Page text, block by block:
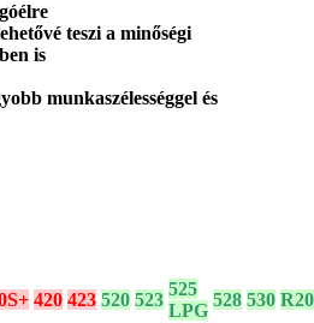
teszi a minőségi
is
munkaszélességgel és
420 423 520 523
525
LPG
528 530 R20